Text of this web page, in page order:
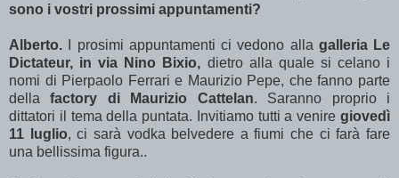
sono i vostri prossimi appuntamenti?
Alberto. I prosimi appuntamenti ci vedono alla galleria Le
Dictateur, in via Nino Bixio, dietro alla quale si celano i
nomi di Pierpaolo Ferrari e Maurizio Pepe, che fanno parte
dellafactory di Maurizio Cattelan. Saranno proprio i
dittatori il tema della puntata. Invitiamo tutti a venire giovedì
11 luglio, ci sarà vodka belvedere a fiumi che ci farà fare
una bellissima figura..